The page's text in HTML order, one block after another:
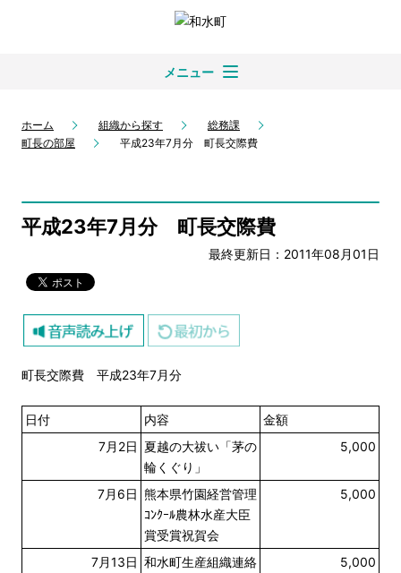
メニュー
ホーム 組織から探す
総務課
町長の部屋
平成23年7月分 町長交際費
平成23年7月分 町長交際費
最終更新日：2011年08月01日
町長交際費 平成23年7月分
日付 内容
金額
7月2日 夏越の大祓い「茅の
輪くぐり」
5,000
7月6日 熊本県竹園経営管理
ｺﾝｸｰﾙ農林水産大臣
賞受賞祝賀会
5,000
7月13日 和水町生産組織連絡
5,000